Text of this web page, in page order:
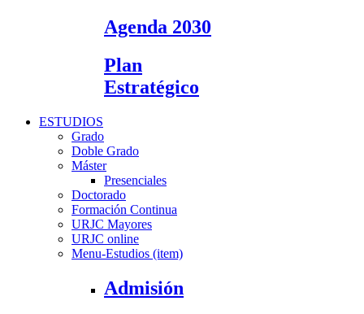
Agenda 2030
Plan
Estratégico
ESTUDIOS
Grado
Doble Grado
Máster
Presenciales
Doctorado
Formación Continua
URJC Mayores
URJC online
Menu-Estudios (item)
Admisión